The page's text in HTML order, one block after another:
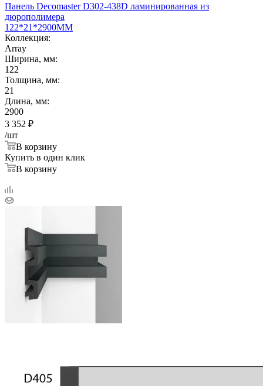
Панель Decomaster D302-438D ламинированная из
дюрополимера
122*21*2900ММ
Коллекция:
Array
Ширина, мм:
122
Толщина, мм:
21
Длина, мм:
2900
3 352 ₽
/шт
В корзину
Купить в один клик
В корзину